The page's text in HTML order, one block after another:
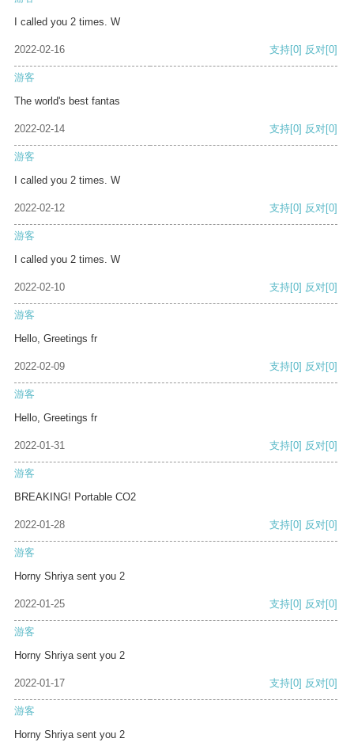
I called you 2 times. W
2022-02-16 支持[0] 反对[0]
游客
The world's best fantas
2022-02-14 支持[0] 反对[0]
游客
I called you 2 times. W
2022-02-12 支持[0] 反对[0]
游客
I called you 2 times. W
2022-02-10 支持[0] 反对[0]
游客
Hello, Greetings fr
2022-02-09 支持[0] 反对[0]
游客
Hello, Greetings fr
2022-01-31 支持[0] 反对[0]
游客
BREAKING! Portable CO2
2022-01-28 支持[0] 反对[0]
游客
Horny Shriya sent you 2
2022-01-25 支持[0] 反对[0]
游客
Horny Shriya sent you 2
2022-01-17 支持[0] 反对[0]
游客
Horny Shriya sent you 2